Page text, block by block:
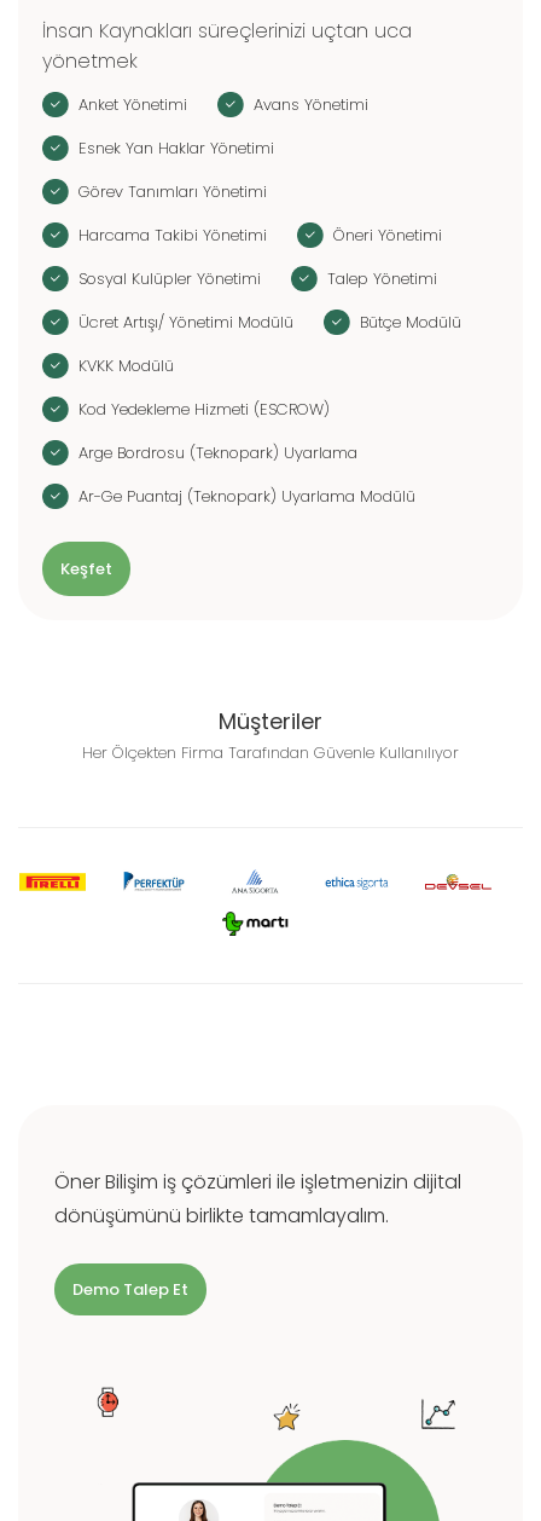
İnsan Kaynakları süreçlerinizi uçtan uca
yönetmek
Anket Yönetimi
Avans Yönetimi
Esnek Yan Haklar Yönetimi
Görev Tanımları Yönetimi
Harcama Takibi Yönetimi
Öneri Yönetimi
Sosyal Kulüpler Yönetimi
Talep Yönetimi
Ücret Artışı/ Yönetimi Modülü
Bütçe Modülü
KVKK Modülü
Kod Yedekleme Hizmeti (ESCROW)
Arge Bordrosu (Teknopark) Uyarlama
Ar-Ge Puantaj (Teknopark) Uyarlama Modülü
Keşfet
Müşteriler
Her Ölçekten Firma Tarafından Güvenle Kullanılıyor
Öner Bilişim iş çözümleri ile işletmenizin dijital
dönüşümünü birlikte tamamlayalım.
Demo Talep Et